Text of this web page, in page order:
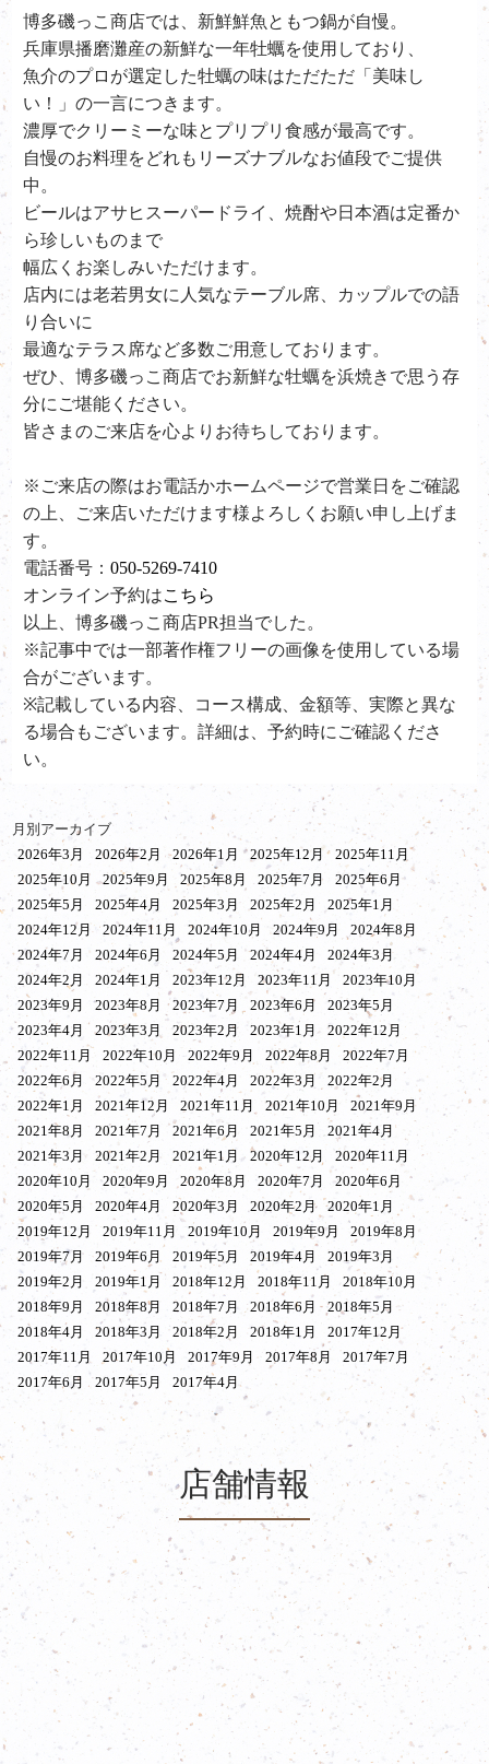
博多磯っこ商店では、新鮮鮮魚ともつ鍋が自慢。
兵庫県播磨灘産の新鮮な一年牡蠣を使用しており、
魚介のプロが選定した牡蠣の味はただただ「美味し
い！」の一言につきます。
濃厚でクリーミーな味とプリプリ食感が最高です。
自慢のお料理をどれもリーズナブルなお値段でご提供
中。
ビールはアサヒスーパードライ、焼酎や日本酒は定番か
ら珍しいものまで
幅広くお楽しみいただけます。
店内には老若男女に人気なテーブル席、カップルでの語
り合いに
最適なテラス席など多数ご用意しております。
ぜひ、博多磯っこ商店でお新鮮な牡蠣を浜焼きで思う存
分にご堪能ください。
皆さまのご来店を心よりお待ちしております。
※ご来店の際はお電話かホームページで営業日をご確認
の上、ご来店いただけます様よろしくお願い申し上げま
す。
電話番号：050-5269-7410
オンライン予約はこちら
以上、博多磯っこ商店PR担当でした。
※記事中では一部著作権フリーの画像を使用している場
合がございます。
※記載している内容、コース構成、金額等、実際と異な
る場合もございます。詳細は、予約時にご確認くださ
い。
月別アーカイブ
2026年3月
2026年2月 2026年1月 2025年12月
2025年11月
2025年10月
2025年9月 2025年8月 2025年7月
2025年6月
2025年5月
2025年4月 2025年3月 2025年2月
2025年1月
2024年12月
2024年11月 2024年10月 2024年9月
2024年8月
2024年7月
2024年6月 2024年5月 2024年4月
2024年3月
2024年2月
2024年1月 2023年12月 2023年11月
2023年10月
2023年9月
2023年8月 2023年7月 2023年6月
2023年5月
2023年4月
2023年3月 2023年2月 2023年1月
2022年12月
2022年11月
2022年10月 2022年9月 2022年8月
2022年7月
2022年6月
2022年5月 2022年4月 2022年3月
2022年2月
2022年1月
2021年12月 2021年11月 2021年10月
2021年9月
2021年8月
2021年7月 2021年6月 2021年5月
2021年4月
2021年3月
2021年2月 2021年1月 2020年12月
2020年11月
2020年10月
2020年9月 2020年8月 2020年7月
2020年6月
2020年5月
2020年4月 2020年3月 2020年2月
2020年1月
2019年12月
2019年11月 2019年10月 2019年9月
2019年8月
2019年7月
2019年6月 2019年5月 2019年4月
2019年3月
2019年2月
2019年1月 2018年12月 2018年11月
2018年10月
2018年9月
2018年8月 2018年7月 2018年6月
2018年5月
2018年4月
2018年3月 2018年2月 2018年1月
2017年12月
2017年11月
2017年10月 2017年9月 2017年8月
2017年7月
2017年6月
2017年5月 2017年4月
店舗情報